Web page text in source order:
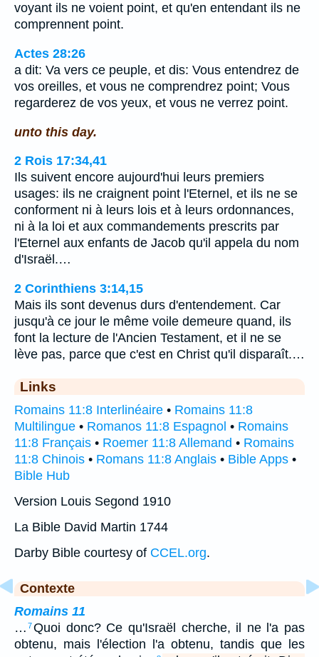
voyant ils ne voient point, et qu'en entendant ils ne
comprennent point.
Actes 28:26
a dit: Va vers ce peuple, et dis: Vous entendrez de
vos oreilles, et vous ne comprendrez point; Vous
regarderez de vos yeux, et vous ne verrez point.
unto this day.
2 Rois 17:34,41
Ils suivent encore aujourd'hui leurs premiers
usages: ils ne craignent point l'Eternel, et ils ne se
conforment ni à leurs lois et à leurs ordonnances,
ni à la loi et aux commandements prescrits par
l'Eternel aux enfants de Jacob qu'il appela du nom
d'Israël.…
2 Corinthiens 3:14,15
Mais ils sont devenus durs d'entendement. Car
jusqu'à ce jour le même voile demeure quand, ils
font la lecture de l'Ancien Testament, et il ne se
lève pas, parce que c'est en Christ qu'il disparaît.…
Links
Romains 11:8 Interlinéaire • Romains 11:8
Multilingue • Romanos 11:8 Espagnol • Romains
11:8 Français • Roemer 11:8 Allemand • Romains
11:8 Chinois • Romans 11:8 Anglais • Bible Apps •
Bible Hub
Version Louis Segond 1910
La Bible David Martin 1744
Darby Bible courtesy of CCEL.org.
Contexte
Romains 11
… 7Quoi donc? Ce qu'Israël cherche, il ne l'a pas
obtenu, mais l'élection l'a obtenu, tandis que les